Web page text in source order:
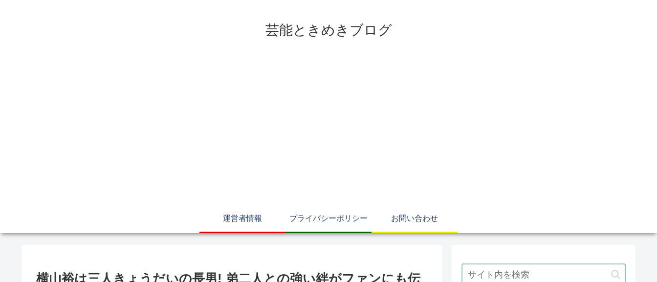
芸能ときめきブログ
運営者情報 プライバシーポリシー お問い合わせ
横山裕は三人きょうだいの長男! 弟二人との強い絆がファンにも伝